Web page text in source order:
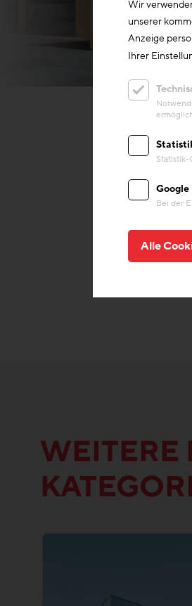
WEITERE
Wir
unserer
Anzeige
Ihrer
Google
Bei der
Alle